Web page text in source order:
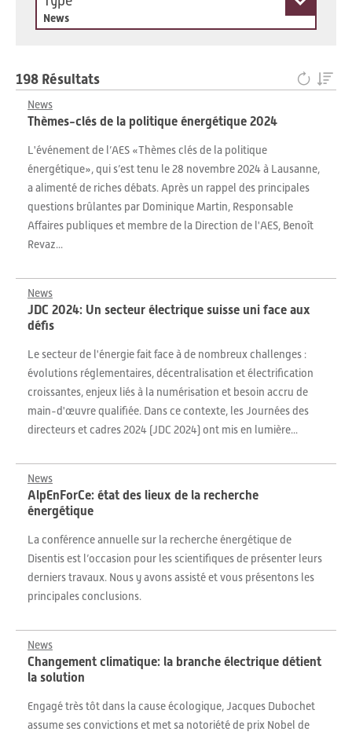
News
198 Résultats
News
Thèmes-clés de la politique énergétique 2024
L'événement de l’AES «Thèmes clés de la politique
énergétique», qui s’est tenu le 28 novembre 2024 à Lausanne,
a alimenté de riches débats. Après un rappel des principales
questions brûlantes par Dominique Martin, Responsable
Affaires publiques et membre de la Direction de l'AES, Benoît
Revaz...
News
JDC 2024: Un secteur électrique suisse uni face aux
défis
Le secteur de l'énergie fait face à de nombreux challenges :
évolutions réglementaires, décentralisation et électrification
croissantes, enjeux liés à la numérisation et besoin accru de
main-d'œuvre qualifiée. Dans ce contexte, les Journées des
directeurs et cadres 2024 (JDC 2024) ont mis en lumière...
News
AlpEnForCe: état des lieux de la recherche
énergétique
La conférence annuelle sur la recherche énergétique de
Disentis est l’occasion pour les scientifiques de présenter leurs
derniers travaux. Nous y avons assisté et vous présentons les
principales conclusions.
News
Changement climatique: la branche électrique détient
la solution
Engagé très tôt dans la cause écologique, Jacques Dubochet
assume ses convictions et met sa notoriété de prix Nobel de